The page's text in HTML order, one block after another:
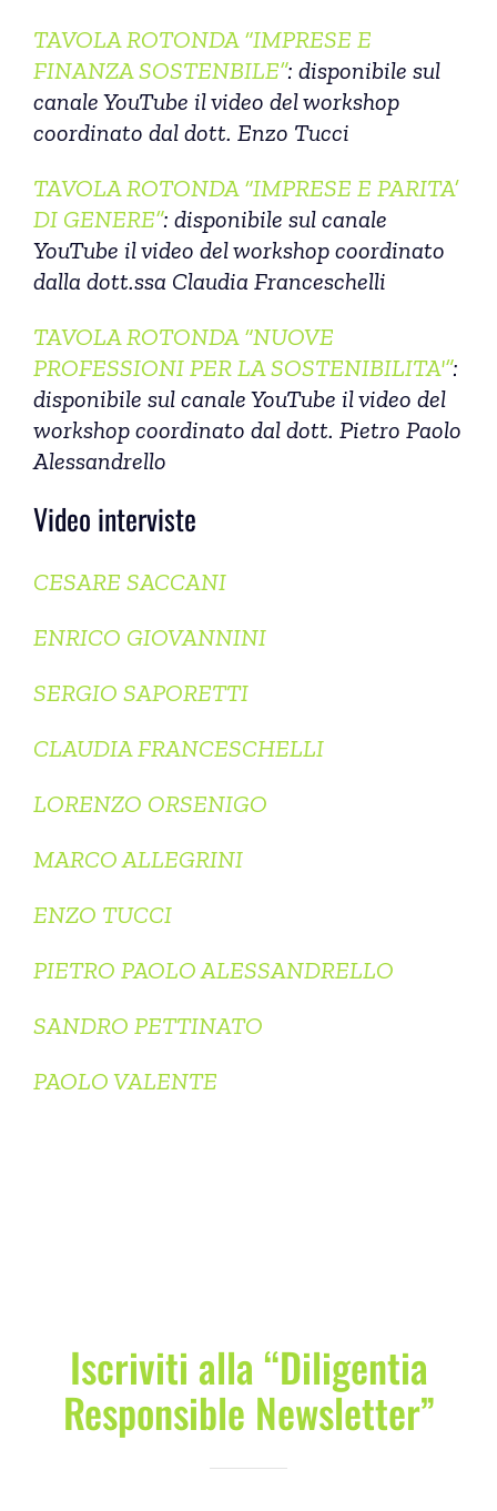
TAVOLA ROTONDA “IMPRESE E
FINANZA SOSTENBILE”: disponibile sul
canale YouTube il video del workshop
coordinato dal dott. Enzo Tucci
TAVOLA ROTONDA “IMPRESE E PARITA’
DI GENERE”: disponibile sul canale
YouTube il video del workshop coordinato
dalla dott.ssa Claudia Franceschelli
TAVOLA ROTONDA “NUOVE
PROFESSIONI PER LA SOSTENIBILITA'”:
disponibile sul canale YouTube il video del
workshop coordinato dal dott. Pietro Paolo
Alessandrello
Video interviste
CESARE SACCANI
ENRICO GIOVANNINI
SERGIO SAPORETTI
CLAUDIA FRANCESCHELLI
LORENZO ORSENIGO
MARCO ALLEGRINI
ENZO TUCCI
PIETRO PAOLO ALESSANDRELLO
SANDRO PETTINATO
PAOLO VALENTE
Iscriviti alla “Diligentia
Responsible Newsletter”